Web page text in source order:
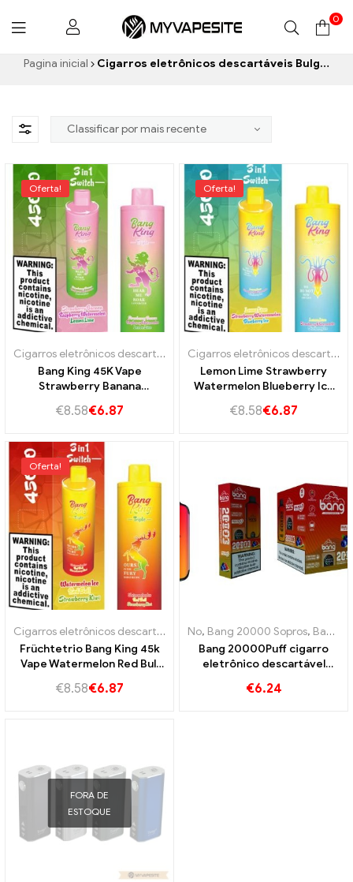
Myvapesite.de
0
Pagina inicial Cigarros eletrônicos descartáveis ​​Bulgária
Oferta!
Cigarros eletrônicos descartáveis
Cigarros eletrônicos
Bang King 45K Vape
Strawberry Banana
Lemon Lime
€8.58€6.87
Oferta!
Cigarros eletrônicos descartáveis
Lemon Lime Strawberry
Watermelon Blueberry Ice
€8.58€6.87
Oferta!
Cigarros eletrônicos descartáveis
Cigarros eletrônicos
Früchtetrio Bang King 45k
Vape Watermelon Red Bull
€8.58€6.87
No, Bang 20000 Sopros, Bang REI
Bang 20000Puff cigarro
eletrônico descartável
malha dupla
€6.24
FORA DE
ESTOQUE